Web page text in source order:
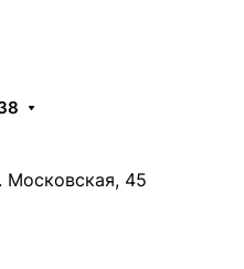
Московская, 45